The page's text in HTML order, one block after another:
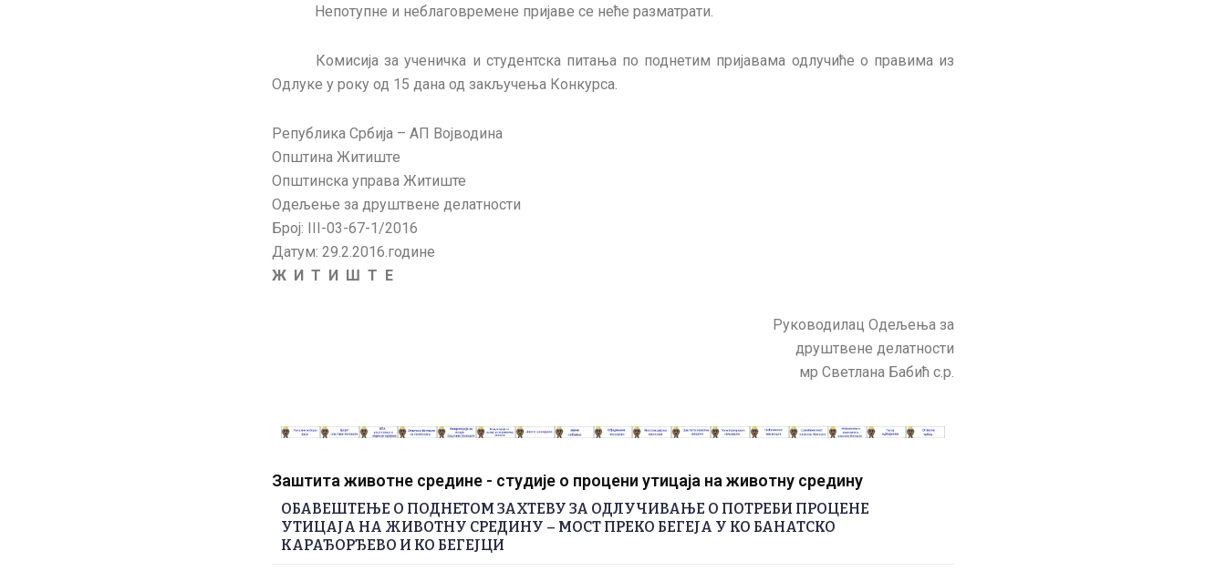
Непотупне и неблаговремене пријаве се неће разматрати.
Комисија за ученичка и студентска питања по поднетим пријавама одлучиће о правима из
Одлуке у року од 15 дана од закључења Конкурса.
Република Србија – АП Војводина
Општина Житиштe
Општинска управа Житиште
Одељење за друштвене делатности
Број: III-03-67-1/2016
Датум: 29.2.2016.године
Ж И Т И Ш Т Е
Руководилац Одељења за
друштвене делатности
мр Светлана Бабић с.р.
Заштита животне средине - студије о процени утицаја на животну средину
ОБАВЕШТЕЊЕ О ПОДНЕТОМ ЗАХТЕВУ ЗА ОДЛУЧИВАЊЕ О ПОТРЕБИ ПРОЦЕНЕ
УТИЦАЈА НА ЖИВОТНУ СРЕДИНУ – МОСТ ПРЕКО БЕГЕЈА У КО БАНАТСКО
КАРАЂОРЂЕВО И КО БЕГЕЈЦИ